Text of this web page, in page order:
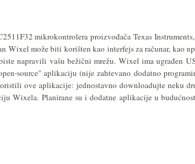
mikrokontrolera proizvođača Texas
može biti korišten kao interfejs za računar, kao
napravili vašu bežični mrežu. Wixel ima
source" aplikaciju (nije zahtevano dodatno
ove aplikacije: jednostavno downloadujte neku
Wixela. Planirane su i dodatne aplikacije u